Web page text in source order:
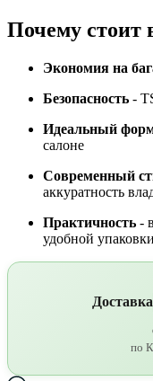
Почему стоит
Экономия на
Безопасность -
Идеальный
салоне
Современный
аккуратность
Практичность -
удобной упаковки
Доставка
по